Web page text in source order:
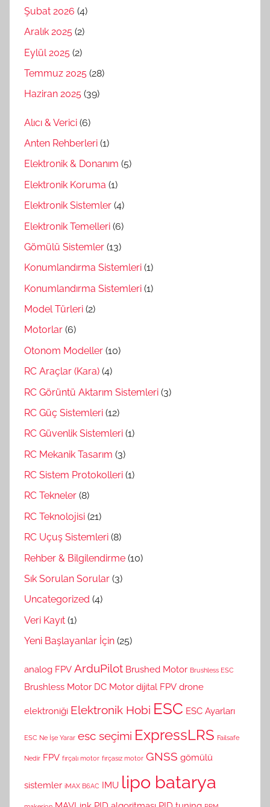
Şubat 2026 (4)
Aralık 2025 (2)
Eylül 2025 (2)
Temmuz 2025 (28)
Haziran 2025 (39)
Alıcı & Verici (6)
Anten Rehberleri (1)
Elektronik & Donanım (5)
Elektronik Koruma (1)
Elektronik Sistemler (4)
Elektronik Temelleri (6)
Gömülü Sistemler (13)
Konumlandırma Sistemleri (1)
Konumlandırma Sistemleri (1)
Model Türleri (2)
Motorlar (6)
Otonom Modeller (10)
RC Araçlar (Kara) (4)
RC Görüntü Aktarım Sistemleri (3)
RC Güç Sistemleri (12)
RC Güvenlik Sistemleri (1)
RC Mekanik Tasarım (3)
RC Sistem Protokolleri (1)
RC Tekneler (8)
RC Teknolojisi (21)
RC Uçuş Sistemleri (8)
Rehber & Bilgilendirme (10)
Sık Sorulan Sorular (3)
Uncategorized (4)
Veri Kayıt (1)
Yeni Başlayanlar İçin (25)
analog FPV ArduPilot Brushed Motor Brushless ESC
Brushless Motor DC Motor dijital FPV drone
elektroniği Elektronik Hobi ESC ESC Ayarları
ESC Ne İşe Yarar esc seçimi ExpressLRS Failsafe
Nedir FPV fırçalı motor fırçasız motor GNSS gömülü
sistemler iMAX B6AC IMU lipo batarya